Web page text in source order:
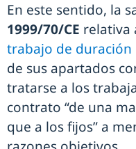
En este sentido, la
1999/70/CE relativa
trabajo de
de sus apartados
tratarse a los
contrato “de una
que a los fijos” a